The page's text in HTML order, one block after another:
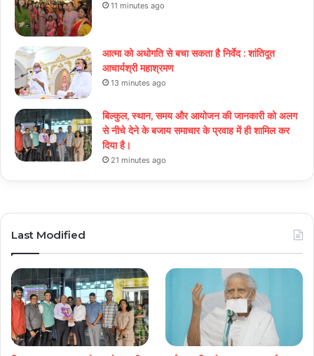
11 minutes ago
आत्मा को अधोगति से बचा सकता है निर्वेद : शांतिदूत
आचार्यश्री महाश्रमण
13 minutes ago
बिल्कुल, स्थान, समय और आयोजन की जानकारी को अलग
से नीचे देने के बजाय समाचार के प्रवाह में ही शामिल कर
दिया है।
21 minutes ago
Last Modified